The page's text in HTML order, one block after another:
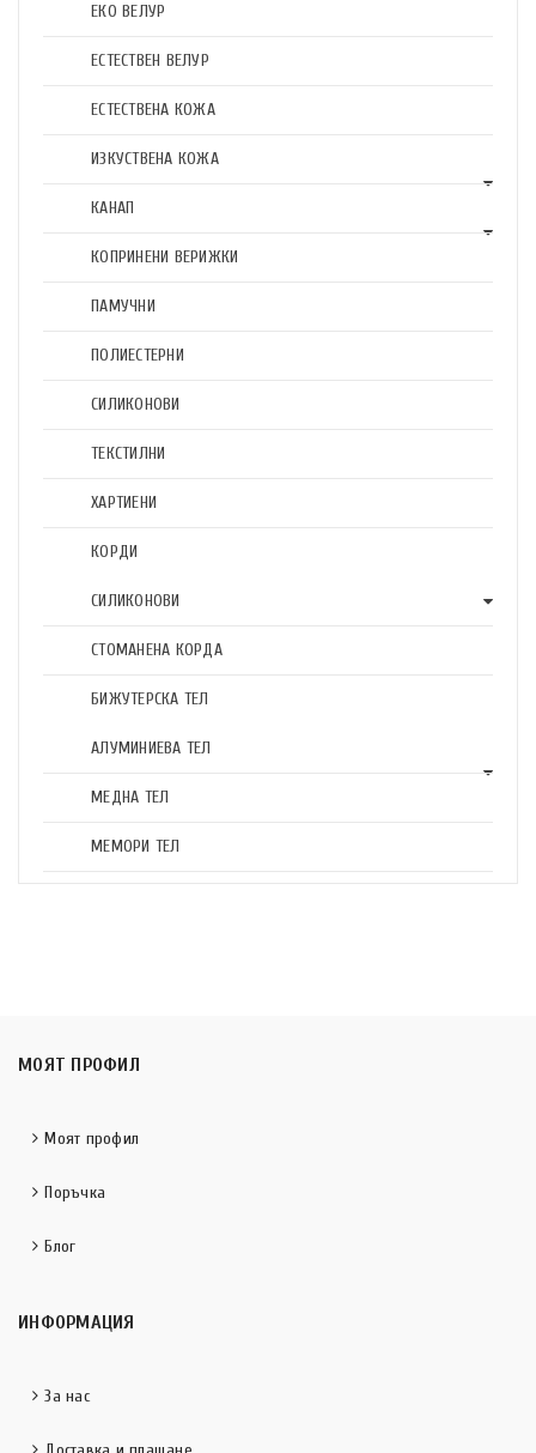
ЕКО ВЕЛУР
ЕСТЕСТВЕН ВЕЛУР
ЕСТЕСТВЕНА КОЖА
ИЗКУСТВЕНА КОЖА
КАНАП
КОПРИНЕНИ ВЕРИЖКИ
ПАМУЧНИ
ПОЛИЕСТЕРНИ
СИЛИКОНОВИ
ТЕКСТИЛНИ
ХАРТИЕНИ
КОРДИ
СИЛИКОНОВИ
СТОМАНЕНА КОРДА
БИЖУТЕРСКА ТЕЛ
АЛУМИНИЕВА ТЕЛ
МЕДНА ТЕЛ
МЕМОРИ ТЕЛ
МОЯТ ПРОФИЛ
Моят профил
Поръчка
Блог
ИНФОРМАЦИЯ
За нас